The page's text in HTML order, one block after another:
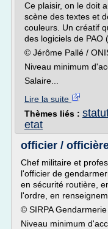
Ce plaisir, on le doit
scène des textes et
couleurs. Un créatif
des logiciels de PAO
© Jérôme Pallé /
Niveau minimum
Salaire...
Lire la suite
Thèmes liés :
etat
officier /
Chef militaire et
l'officier de
en sécurité routière,
l'ordre, en
© SIRPA Gendarmerie
Niveau minimum